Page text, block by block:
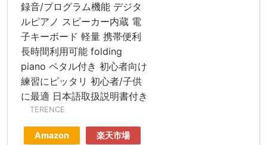
録音/プログラム機能 デジタ
ルピアノ スピーカー内蔵 電
子キーボード 軽量 携帯便利
長時間利用可能 folding
piano ペタル付き 初心者向け
練習にピッタリ 初心者/子供
に最適 日本語取扱説明書付き
TERENCE
Amazon 楽天市場